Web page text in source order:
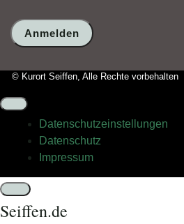
Dann
wählen
Sie
das
© Kurort Seiffen, Alle Rechte vorbehalten
Datenschutz­einstellungen
Datenschutz
Impressum
Schließen
Seiffen.de